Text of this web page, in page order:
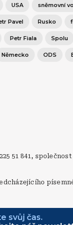
USA sněmovní
Pavel Rusko
Petr Fiala Spolu
Německo ODS
51 841,
svůj čas.